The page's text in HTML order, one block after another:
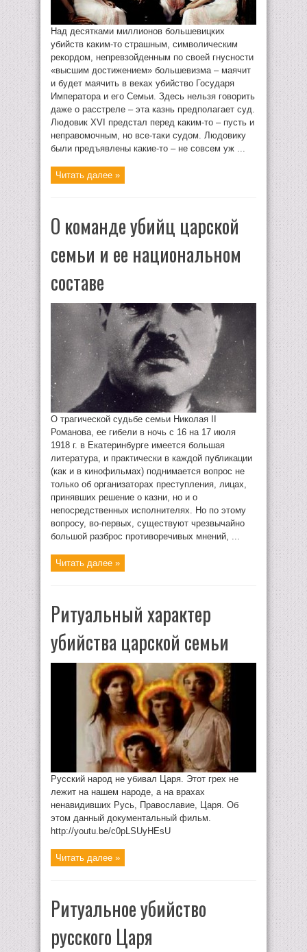
Над десятками миллионов большевицких
убийств каким-то страшным, символическим
рекордом, непревзойденным по своей гнусности
«высшим достижением» большевизма – маячит
и будет маячить в веках убийство Государя
Императора и его Семьи. Здесь нельзя говорить
даже о расстреле – эта казнь предполагает суд.
Людовик XVI предстал перед каким-то – пусть и
неправомочным, но все-таки судом. Людовику
были предъявлены какие-то – не совсем уж ...
Читать далее »
О команде убийц царской
семьи и ее национальном
составе
О трагической судьбе семьи Николая II
Романова, ее гибели в ночь с 16 на 17 июля
1918 г. в Екатеринбурге имеется большая
литература, и практически в каждой публикации
(как и в кинофильмах) поднимается вопрос не
только об организаторах преступления, лицах,
принявших решение о казни, но и о
непосредственных исполнителях. Но по этому
вопросу, во-первых, существуют чрезвычайно
большой разброс противоречивых мнений, ...
Читать далее »
Ритуальный характер
убийства царской семьи
Русский народ не убивал Царя. Этот грех не
лежит на нашем народе, а на врахах
ненавидивших Русь, Православие, Царя. Об
этом данный документальный фильм.
http://youtu.be/c0pLSUyHEsU
Читать далее »
Ритуальное убийство
русского Царя